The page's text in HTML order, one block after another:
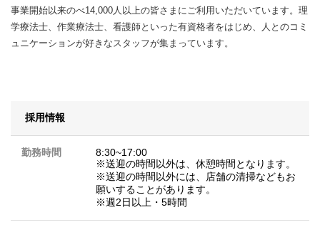
事業開始以来のべ14,000人以上の皆さまにご利用いただいています。理
学療法士、作業療法士、看護師といった有資格者をはじめ、人とのコミ
ュニケーションが好きなスタッフが集まっています。
採用情報
勤務時間
8:30~17:00
※送迎の時間以外は、休憩時間となります。
※送迎の時間以外には、店舗の清掃などもお
願いすることがあります。
※週2日以上・5時間